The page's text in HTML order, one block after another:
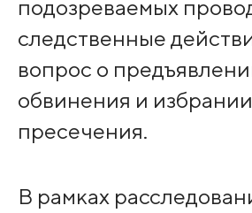
подозреваемых
следственные
вопрос о
обвинения и
пресечения.
В рамках